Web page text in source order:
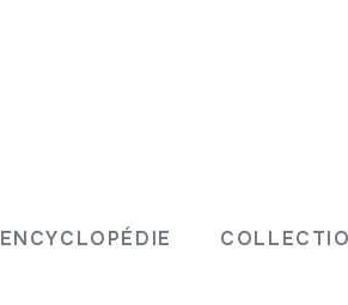
ENCYCLOPÉDIE